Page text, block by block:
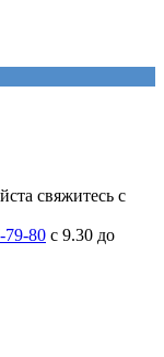
свяжитесь с
79-80 с 9.30 до